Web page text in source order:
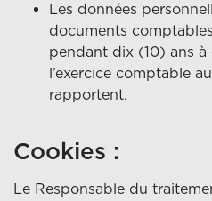
Les données
documents
pendant dix (10) ans
l’exercice comptable
rapportent.
Cookies :
Le Responsable du